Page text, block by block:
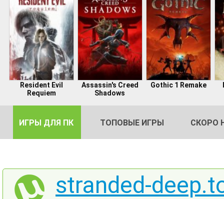
Resident Evil
Requiem
Assassin's Creed
Shadows
Gothic 1 Remake
ИГРЫ ДЛЯ ПК ТОПОВЫЕ ИГРЫ СКОРО
stranded-